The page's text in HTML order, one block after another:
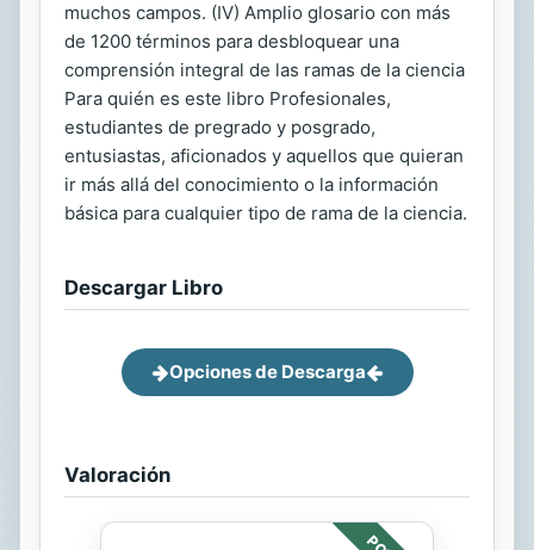
muchos campos. (IV) Amplio glosario con más
de 1200 términos para desbloquear una
comprensión integral de las ramas de la ciencia
Para quién es este libro Profesionales,
estudiantes de pregrado y posgrado,
entusiastas, aficionados y aquellos que quieran
ir más allá del conocimiento o la información
básica para cualquier tipo de rama de la ciencia.
Descargar Libro
Opciones de Descarga
Valoración